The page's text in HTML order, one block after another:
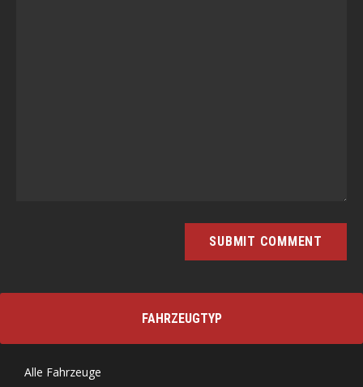
FAHRZEUGTYP
Alle Fahrzeuge